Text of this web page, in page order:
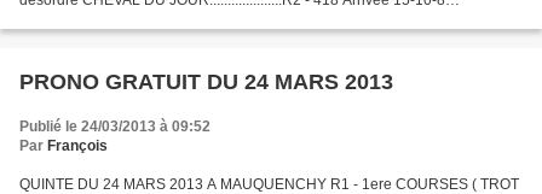
PRONO GRATUIT DU 24 MARS 2013
Publié le 24/03/2013 à 09:52
Par François
QUINTE DU 24 MARS 2013 A MAUQUENCHY R1 - 1ere COURSES ( TROT